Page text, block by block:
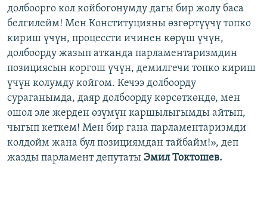
долбоорго кол койбогонумду дагы бир жолу баса
белгилейм! Мен Конституцияны өзгөртүүчү топко
кириш үчүн, процессти ичинен көрүш үчүн,
долбоорду жазып атканда парламентаризмдин
позициясын коргош үчүн, демилгечи топко кириш
үчүн колумду койгом. Кечээ долбоорду
сураганымда, даяр долбоорду көрсөткөндө, мен
ошол эле жерден өзүмүн каршылыгымды айтып,
чыгып кеткем! Мен бир гана парламентаризмди
колдойм жана бул позициямдан тайбайм!», деп
жазды парламент депутаты Эмил Токтошев.